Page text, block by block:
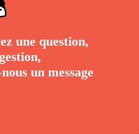
une question,
un message